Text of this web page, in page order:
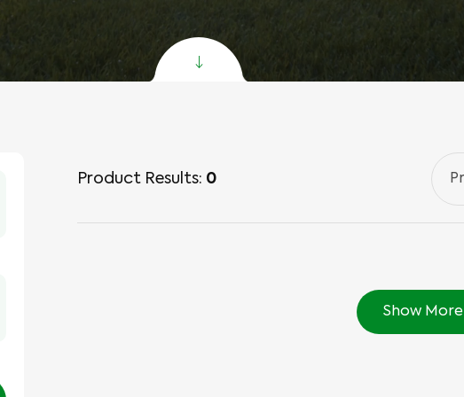
Synthétique
Gazon de FootballProduct Results: 0
Show More